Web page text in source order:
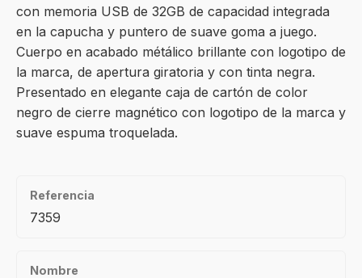
con memoria USB de 32GB de capacidad integrada
en la capucha y puntero de suave goma a juego.
Cuerpo en acabado métálico brillante con logotipo de
la marca, de apertura giratoria y con tinta negra.
Presentado en elegante caja de cartón de color
negro de cierre magnético con logotipo de la marca y
suave espuma troquelada.
Referencia
7359
Nombre